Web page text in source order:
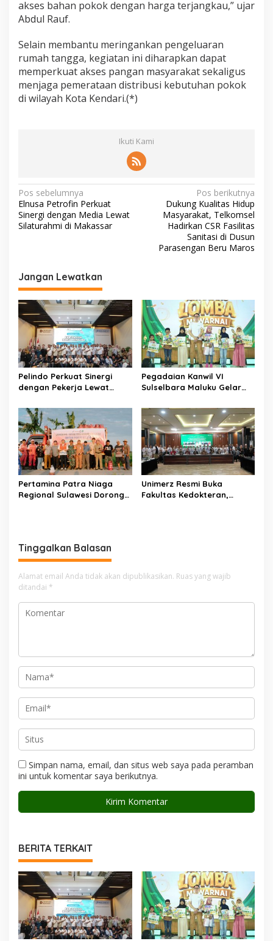
akses bahan pokok dengan harga terjangkau,” ujar
Abdul Rauf.
Selain membantu meringankan pengeluaran
rumah tangga, kegiatan ini diharapkan dapat
memperkuat akses pangan masyarakat sekaligus
menjaga pemerataan distribusi kebutuhan pokok
di wilayah Kota Kendari.(*)
Ikuti Kami
N
a
v
a
s
i
p
o
s
Pos sebelumnya
Elnusa Petrofin Perkuat
Sinergi dengan Media Lewat
Silaturahmi di Makassar
Pos berikutnya
Dukung Kualitas Hidup
Masyarakat, Telkomsel
Hadirkan CSR Fasilitas
Sanitasi di Dusun
Parasengan Beru Maros
Jangan Lewatkan
Pelindo Perkuat Sinergi
dengan Pekerja Lewat
2026–2028
Pegadaian Kanwil VI
Sulselbara Maluku Gelar
Nasional, Dorong
Kreativitas Anak dan Peran
Keluarga
Pertamina Patra Niaga
Regional Sulawesi Dorong
Unimerz Resmi Buka
Fakultas Kedokteran,
Tinggalkan Balasan
Alamat email Anda tidak akan dipublikasikan. Ruas yang wajib
ditandai *
Simpan nama, email, dan situs web saya pada peramban
ini untuk komentar saya berikutnya.
BERITA TERKAIT